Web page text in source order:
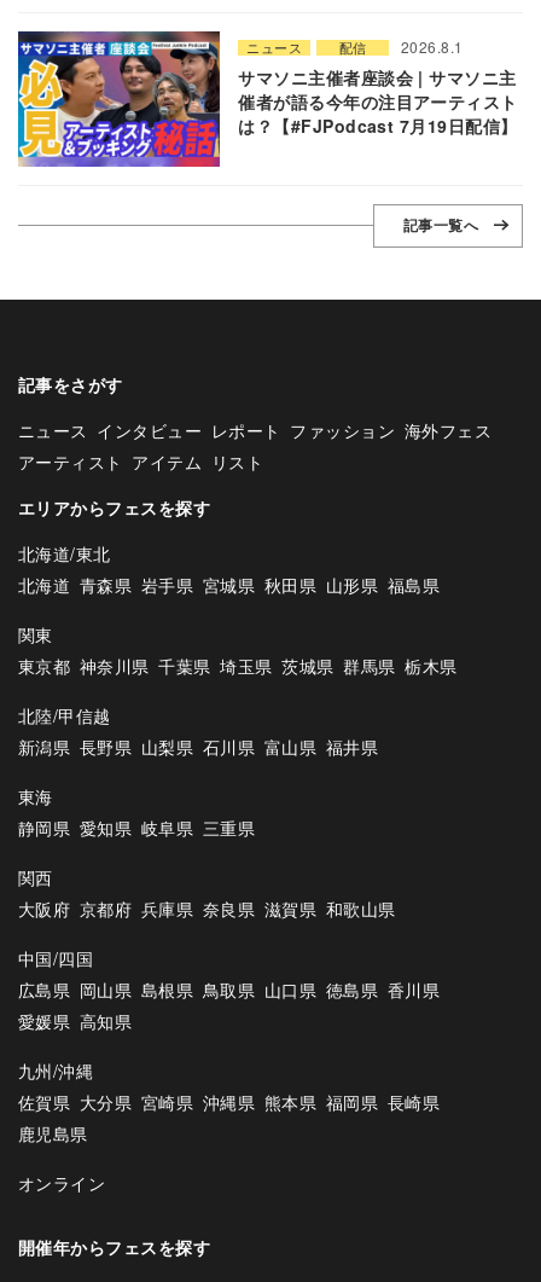
ニュース 配信 2026.8.1
サマソニ主催者座談会 | サマソニ主
催者が語る今年の注目アーティスト
は？【#FJPodcast 7月19日配信】
記事一覧へ
記事をさがす
ニュース インタビュー レポート ファッション 海外フェス
アーティスト アイテム
リスト
エリアからフェスを探す
北海道/東北
北海道 青森県 岩手県 宮城県 秋田県 山形県 福島県
関東
東京都 神奈川県 千葉県 埼玉県 茨城県 群馬県 栃木県
北陸/甲信越
新潟県 長野県 山梨県 石川県 富山県 福井県
東海
静岡県 愛知県 岐阜県 三重県
関西
大阪府 京都府 兵庫県 奈良県 滋賀県 和歌山県
中国/四国
広島県 岡山県 島根県 鳥取県 山口県 徳島県 香川県
愛媛県 高知県
九州/沖縄
佐賀県 大分県 宮崎県 沖縄県 熊本県 福岡県 長崎県
鹿児島県
オンライン
開催年からフェスを探す